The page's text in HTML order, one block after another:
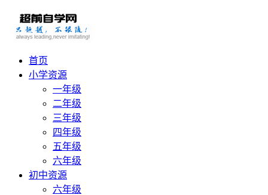
首页
小学资源
一年级
二年级
三年级
四年级
五年级
六年级
初中资源
六年级